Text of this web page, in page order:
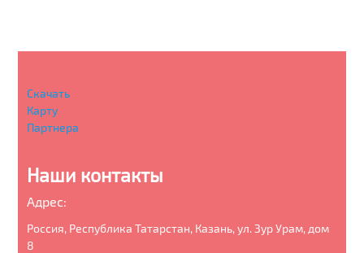
Скачать
Карту
Партнера
Наши контакты
Адрес:
Россия, Республика Татарстан, Казань, ул. Зур Урам, дом
8